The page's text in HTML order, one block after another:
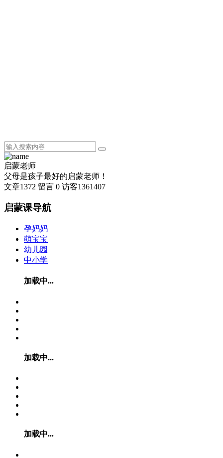
启蒙老师
父母是孩子最好的启蒙老师！
文章1372 留言 0 访客1361407
启蒙课导航
孕妈妈
萌宝宝
幼儿园
中小学
加载中...
加载中...
加载中...